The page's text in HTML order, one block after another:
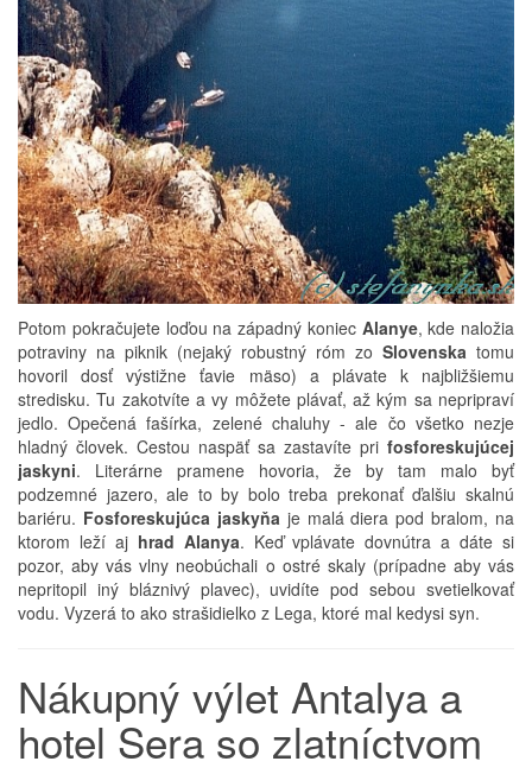
Potom pokračujete loďou na západný koniec Alanye, kde naložia
potraviny na piknik (nejaký robustný róm zo Slovenska tomu
hovoril dosť výstižne ťavie mäso) a plávate k najbližšiemu
stredisku. Tu zakotvíte a vy môžete plávať, až kým sa nepripraví
jedlo. Opečená fašírka, zelené chaluhy - ale čo všetko nezje
hladný človek. Cestou naspäť sa zastavíte pri fosforeskujúcej
jaskyni. Literárne pramene hovoria, že by tam malo byť
podzemné jazero, ale to by bolo treba prekonať ďalšiu skalnú
bariéru. Fosforeskujúca jaskyňa je malá diera pod bralom, na
ktorom leží aj hrad Alanya. Keď vplávate dovnútra a dáte si
pozor, aby vás vlny neobúchali o ostré skaly (prípadne aby vás
nepritopil iný bláznivý plavec), uvidíte pod sebou svetielkovať
vodu. Vyzerá to ako strašidielko z Lega, ktoré mal kedysi syn.
Nákupný výlet Antalya a
hotel Sera so zlatníctvom